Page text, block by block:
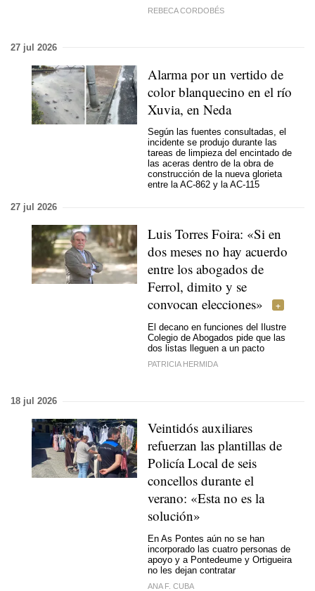
REBECA CORDOBÉS
27 jul 2026
Alarma por un vertido de
color blanquecino en el río
Xuvia, en Neda
Según las fuentes consultadas, el
incidente se produjo durante las
tareas de limpieza del encintado de
las aceras dentro de la obra de
construcción de la nueva glorieta
entre la AC-862 y la AC-115
27 jul 2026
Luis Torres Foira: «Si en
dos meses no hay acuerdo
entre los abogados de
Ferrol, dimito y se
convocan elecciones»
El decano en funciones del Ilustre
Colegio de Abogados pide que las
dos listas lleguen a un pacto
PATRICIA HERMIDA
18 jul 2026
Veintidós auxiliares
refuerzan las plantillas de
Policía Local de seis
concellos durante el
verano: «Esta no es la
solución»
En As Pontes aún no se han
incorporado las cuatro personas de
apoyo y a Pontedeume y Ortigueira
no les dejan contratar
ANA F. CUBA